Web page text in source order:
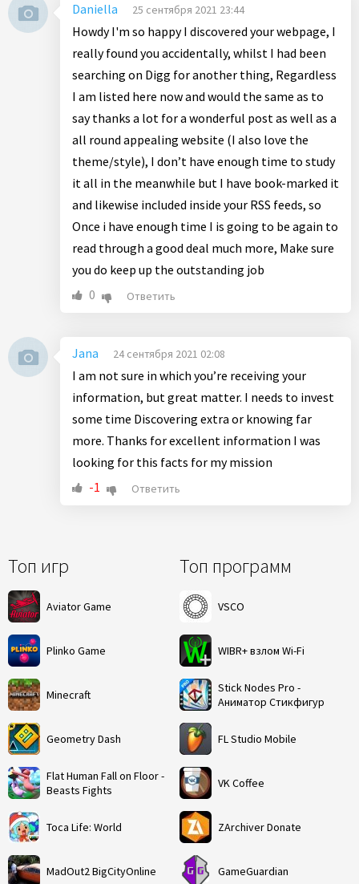
Топ игр
Aviator Game
Plinko Game
Minecraft
Geometry Dash
Flat Human Fall on Floor -
Beasts Fights
Toca Life: World
MadOut2 BigCityOnline
Топ программ
VSCO
WIBR+ взлом Wi-Fi
Stick Nodes Pro -
Аниматор Стикфигур
FL Studio Mobile
VK Coffee
ZArchiver Donate
GameGuardian
Daniella 25 сентября 2021 23:44
Howdy I'm so happy I discovered your webpage, I
really found you accidentally, whilst I had been
searching on Digg for another thing, Regardless
I am listed here now and would the same as to
say thanks a lot for a wonderful post as well as a
all round appealing website (I also love the
theme/style), I don’t have enough time to study
it all in the meanwhile but I have book-marked it
and likewise included inside your RSS feeds, so
Once i have enough time I is going to be again to
read through a good deal much more, Make sure
you do keep up the outstanding job
0
Ответить
Jana 24 сентября 2021 02:08
I am not sure in which you’re receiving your
information, but great matter. I needs to invest
some time Discovering extra or knowing far
more. Thanks for excellent information I was
looking for this facts for my mission
-1
Ответить